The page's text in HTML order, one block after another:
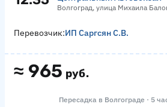
Волгоград, улица Михаила
≈ 965 руб.
Перевозчик:ИП Саргсян С.В.
Пересадка в Волгограде · 5